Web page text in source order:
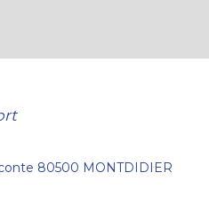
80500 MONTDIDIER